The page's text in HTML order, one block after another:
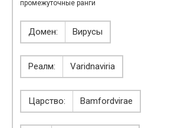
промежуточные ранги
Домен: Вирусы
Реалм: Varidnaviria
Царство: Bamfordvirae